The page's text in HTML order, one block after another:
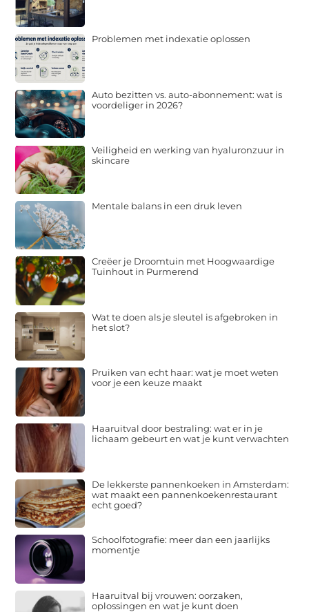
Problemen met indexatie oplossen
Auto bezitten vs. auto-abonnement: wat is
voordeliger in 2026?
Veiligheid en werking van hyaluronzuur in
skincare
Mentale balans in een druk leven
Creëer je Droomtuin met Hoogwaardige
Tuinhout in Purmerend
Wat te doen als je sleutel is afgebroken in
het slot?
Pruiken van echt haar: wat je moet weten
voor je een keuze maakt
Haaruitval door bestraling: wat er in je
lichaam gebeurt en wat je kunt verwachten
De lekkerste pannenkoeken in Amsterdam:
wat maakt een pannenkoekenrestaurant
echt goed?
Schoolfotografie: meer dan een jaarlijks
momentje
Haaruitval bij vrouwen: oorzaken,
oplossingen en wat je kunt doen